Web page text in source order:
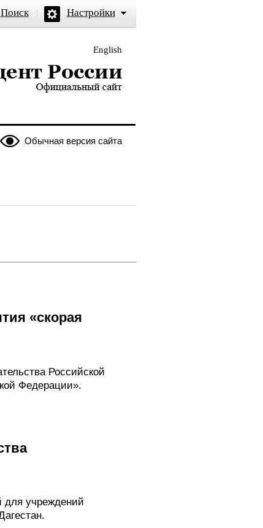
Поиск Настройки
English
официальный сайт
Обычная версия сайта
«скорая
Российской
Федерации».
для учреждений